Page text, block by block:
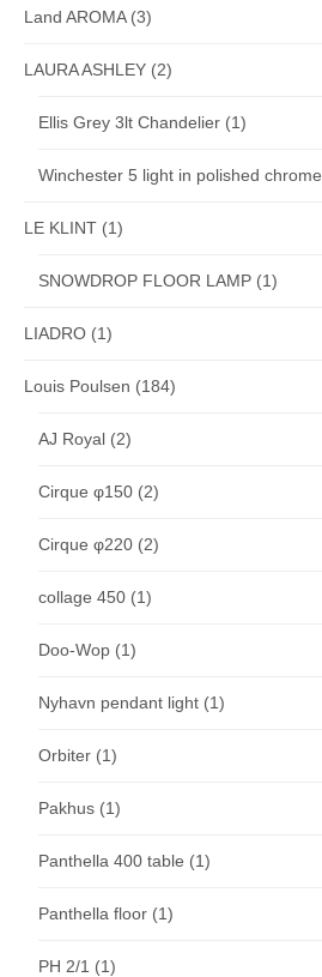
Land AROMA(3)
LAURA ASHLEY (2)
Ellis Grey 3lt Chandelier (1)
Winchester 5 light in polished chrome
LE KLINT (1)
SNOWDROP FLOOR LAMP (1)
LIADRO (1)
Louis Poulsen (184)
AJ Royal (2)
Cirque φ150 (2)
Cirque φ220 (2)
collage 450 (1)
Doo-Wop (1)
Nyhavn pendant light (1)
Orbiter (1)
Pakhus (1)
Panthella 400 table (1)
Panthella floor (1)
PH 2/1 (1)